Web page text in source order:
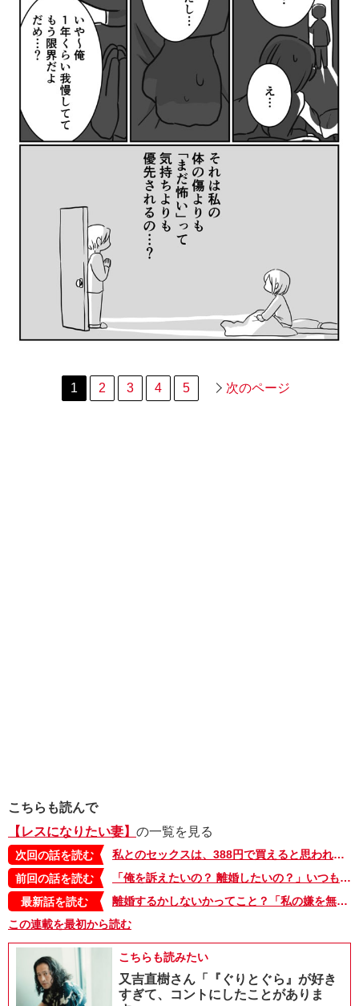
1 2 3 4 5 次のページ
こちらも読んで
【レスになりたい妻】 の一覧を見る
次回の話を読む
私とのセックスは、388円で買えると思われてるの…？【レスになりたい妻・セレクション2】
前回の話を読む
「俺を訴えたいの？ 離婚したいの？」いつもと違う、妻の返事は…【レスになりたい妻・21】
最新話を読む
離婚するかしないかってこと？「私の嫌を無かったものにされてるみたいで苦しかった」【レスになりたい妻・22】
この連載を最初から読む
こちらも読みたい
又吉直樹さん「『ぐりとぐら』が好き
すぎて、コントにしたことがありま